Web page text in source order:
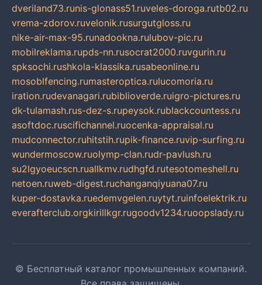
dveriland73.runis-glonass51.ruveles-doroga.rutb02.ru
vrema-zdorov.ruvelonik.rusurgutgloss.ru
nike-air-max-95.runadookna.rulubov-pic.ru
mobilreklama.rupds-nn.rusocrat2000.ruvgurin.ru
spksochi.rushkola-klassika.rusabeonline.ru
mosoblfencing.rumasteroptica.rulucomoria.ru
iration.rudevanagari.rubiblioverde.ruigro-pictures.ru
dk-tulamash.rus-dez-s.rupeysok.rublackcountess.ru
asoftdoc.ruscifichannel.ruocenka-appraisal.ru
mudconnector.ruhitstih.rupik-finance.ruvip-surfing.ru
wundermoscow.ruolymp-clan.rudr-pavlush.ru
su2lgyoeucscn.ruallkmv.rudhgfd.rutesotomeshell.ru
netoen.ruweb-digest.ruchanganqiyuana07.ru
kuper-dostavka.ruedemvgelen.ruytyt.ruinfoelektrik.ru
everafterclub.orgkirillkgr.rugoodv1234.ruoopslady.ru
© Бесплатный каталог промышленных компаний.